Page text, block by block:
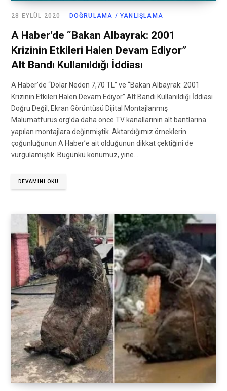
DOĞRULAMA / YANLIŞLAMA
28 EYLÜL 2020
A Haber’de “Bakan Albayrak: 2001
Krizinin Etkileri Halen Devam Ediyor”
Alt Bandı Kullanıldığı İddiası
A Haber’de “Dolar Neden 7,70 TL” ve “Bakan Albayrak: 2001
Krizinin Etkileri Halen Devam Ediyor” Alt Bandı Kullanıldığı İddiası
Doğru Değil, Ekran Görüntüsü Dijital Montajlanmış
Malumatfurus.org’da daha önce TV kanallarının alt bantlarına
yapılan montajlara değinmiştik. Aktardığımız örneklerin
çoğunluğunun A Haber’e ait olduğunun dikkat çektiğini de
vurgulamıştık. Bugünkü konumuz, yine…
DEVAMINI OKU